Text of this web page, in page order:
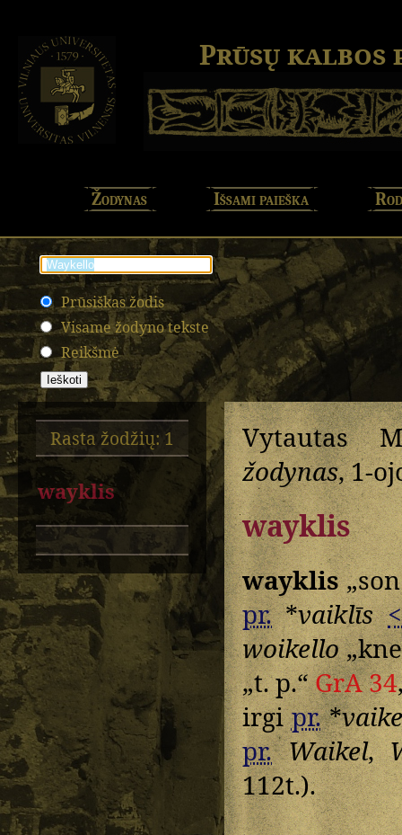
Prūsų kalbos
Žodynas Išsami paieška
Prūsiškas žodis
Visame žodyno tekste
Reikšmė
Rasta žodžių: 1
wayklis
Vytautas
žodynas, 1-
wayklis
wayklis
pr.*vaiklīs <
woikello
„t. p.“GrA 34
irgipr.*
pr. Waikel,
112t.).